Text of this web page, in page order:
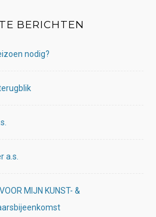
BERICHTEN
nodig?
a.s.
MIJN KUNST- &